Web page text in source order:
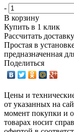
-
В корзину
Купить в 1 клик
Рассчитать доставку
Простая в
предназначенная
Поделиться
Цены и
от указанных на
момент покупки и
товарах носит